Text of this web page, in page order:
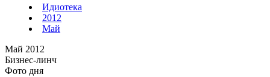
Идиотека
2012
Май
Май 2012
Бизнес-линч
Фото дня